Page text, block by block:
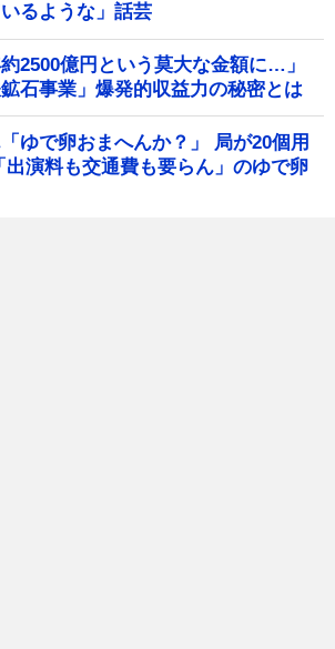
るような」話芸
約2500億円という莫大な金額に…」
石事業」爆発的収益力の秘密とは
ゆで卵おまへんか？」 局が20個用
演料も交通費も要らん」のゆで卵